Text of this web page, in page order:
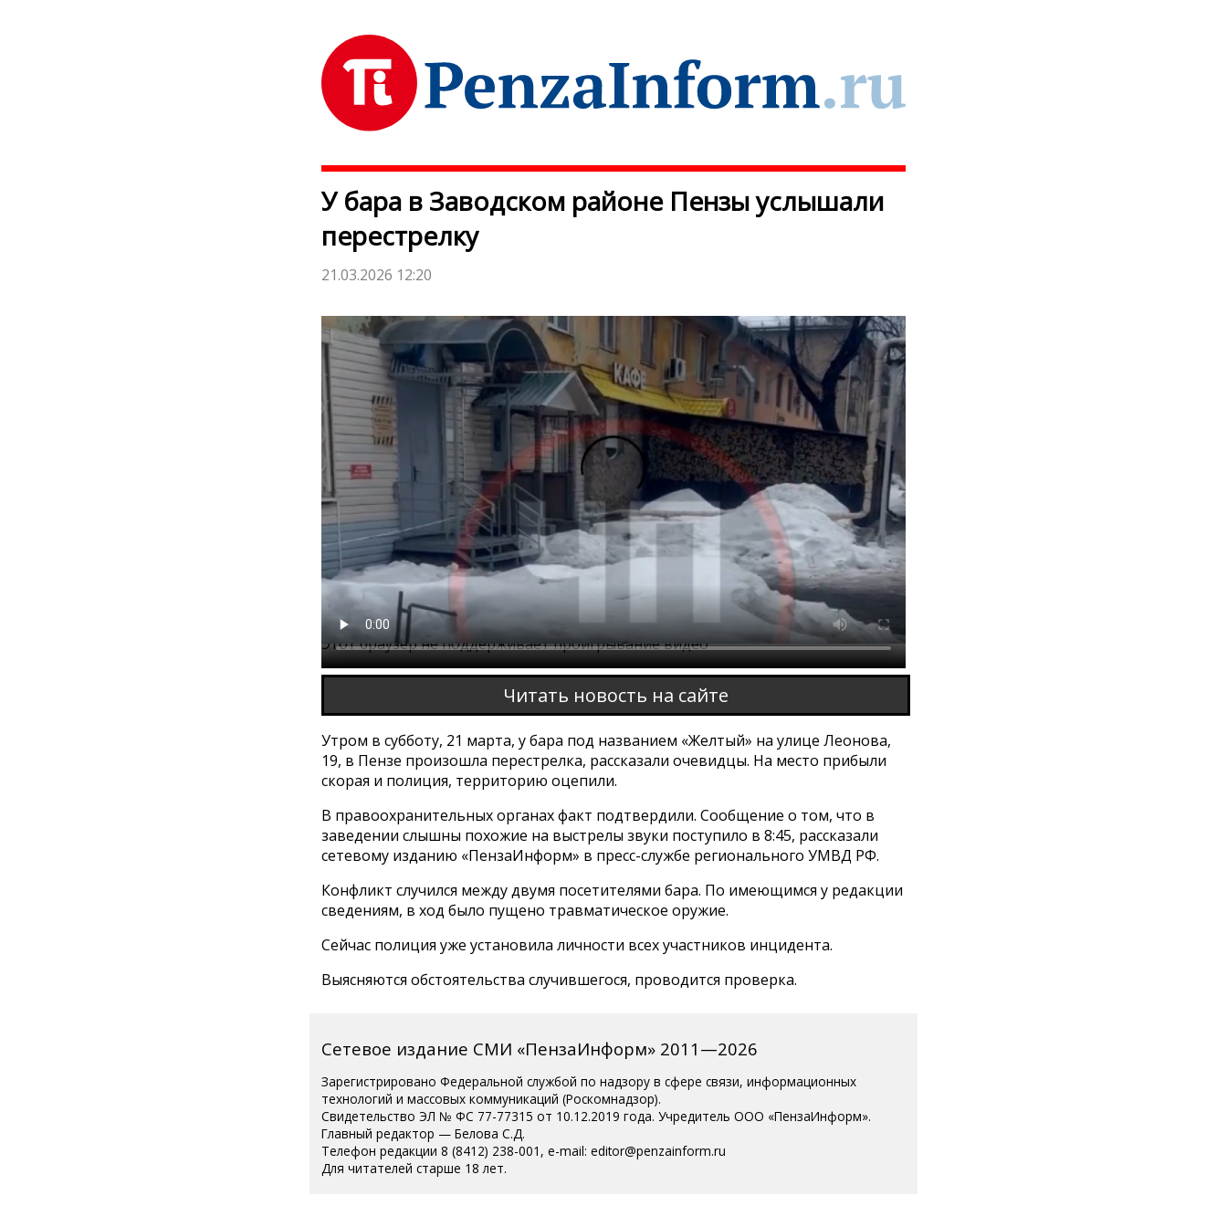
У бара в Заводском районе Пензы услышали
перестрелку
21.03.2026 12:20
Этот браузер не поддерживает проигрывание видео
Читать новость на сайте
Утром в субботу, 21 марта, у бара под названием «Желтый» на улице Леонова,
19, в Пензе произошла перестрелка, рассказали очевидцы. На место прибыли
скорая и полиция, территорию оцепили.
В правоохранительных органах факт подтвердили. Сообщение о том, что в
заведении слышны похожие на выстрелы звуки поступило в 8:45, рассказали
сетевому изданию «ПензаИнформ» в пресс-службе регионального УМВД РФ.
Конфликт случился между двумя посетителями бара. По имеющимся у редакции
сведениям, в ход было пущено травматическое оружие.
Сейчас полиция уже установила личности всех участников инцидента.
Выясняются обстоятельства случившегося, проводится проверка.
Сетевое издание СМИ «ПензаИнформ» 2011—2026
Зарегистрировано Федеральной службой по надзору в сфере связи, информационных
технологий и массовых коммуникаций (Роскомнадзор).
Свидетельство ЭЛ № ФС 77-77315 от 10.12.2019 года. Учредитель ООО «ПензаИнформ».
Главный редактор — Белова С.Д.
Телефон редакции 8 (8412) 238-001, e-mail: editor@penzainform.ru
Для читателей старше 18 лет.